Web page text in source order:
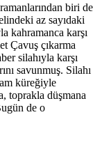
biri de
az sayıdaki
kahramanca karşı
Çavuş çıkarma
silahıyla karşı
savunmuş. Silahı
küreğiyle
toprakla düşmana
de o